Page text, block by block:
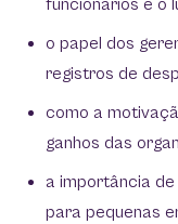
funcionários e o
o papel dos
registros de
como a
ganhos das
a importância
para pequenas